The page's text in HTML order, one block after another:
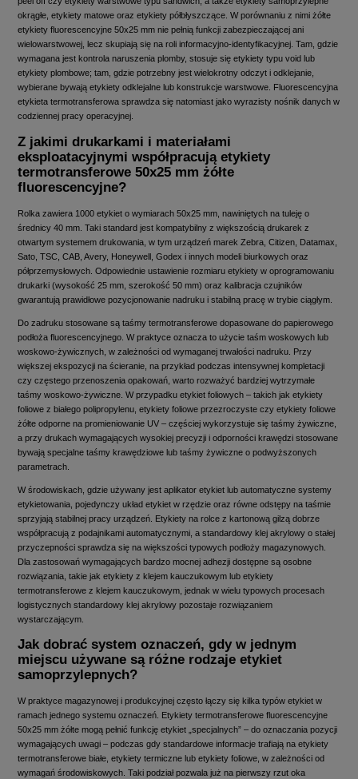
okrągłe, etykiety matowe oraz etykiety półbłyszczące. W porównaniu z nimi żółte
etykiety fluorescencyjne 50x25 mm nie pełnią funkcji zabezpieczającej ani
wielowarstwowej, lecz skupiają się na roli informacyjno‑identyfikacyjnej. Tam, gdzie
wymagana jest kontrola naruszenia plomby, stosuje się etykiety typu void lub
etykiety plombowe; tam, gdzie potrzebny jest wielokrotny odczyt i odklejanie,
wybierane bywają etykiety odklejalne lub konstrukcje warstwowe. Fluorescencyjna
etykieta termotransferowa sprawdza się natomiast jako wyrazisty nośnik danych w
codziennej pracy operacyjnej.
Z jakimi drukarkami i materiałami
eksploatacyjnymi współpracują etykiety
termotransferowe 50x25 mm żółte
fluorescencyjne?
Rolka zawiera 1000 etykiet o wymiarach 50x25 mm, nawiniętych na tuleję o
średnicy 40 mm. Taki standard jest kompatybilny z większością drukarek z
otwartym systemem drukowania, w tym urządzeń marek Zebra, Citizen, Datamax,
Sato, TSC, CAB, Avery, Honeywell, Godex i innych modeli biurkowych oraz
półprzemysłowych. Odpowiednie ustawienie rozmiaru etykiety w oprogramowaniu
drukarki (wysokość 25 mm, szerokość 50 mm) oraz kalibracja czujników
gwarantują prawidłowe pozycjonowanie nadruku i stabilną pracę w trybie ciągłym.
Do zadruku stosowane są taśmy termotransferowe dopasowane do papierowego
podłoża fluorescencyjnego. W praktyce oznacza to użycie taśm woskowych lub
woskowo‑żywicznych, w zależności od wymaganej trwałości nadruku. Przy
większej ekspozycji na ścieranie, na przykład podczas intensywnej kompletacji
czy częstego przenoszenia opakowań, warto rozważyć bardziej wytrzymałe
taśmy woskowo‑żywiczne. W przypadku etykiet foliowych – takich jak etykiety
foliowe z białego polipropylenu, etykiety foliowe przezroczyste czy etykiety foliowe
żółte odporne na promieniowanie UV – częściej wykorzystuje się taśmy żywiczne,
a przy drukach wymagających wysokiej precyzji i odporności krawędzi stosowane
bywają specjalne taśmy krawędziowe lub taśmy żywiczne o podwyższonych
parametrach.
W środowiskach, gdzie używany jest aplikator etykiet lub automatyczne systemy
etykietowania, pojedynczy układ etykiet w rzędzie oraz równe odstępy na taśmie
sprzyjają stabilnej pracy urządzeń. Etykiety na rolce z kartonową gilzą dobrze
współpracują z podajnikami automatycznymi, a standardowy klej akrylowy o stałej
przyczepności sprawdza się na większości typowych podłoży magazynowych.
Dla zastosowań wymagających bardzo mocnej adhezji dostępne są osobne
rozwiązania, takie jak etykiety z klejem kauczukowym lub etykiety
termotransferowe z klejem kauczukowym, jednak w wielu typowych procesach
logistycznych standardowy klej akrylowy pozostaje rozwiązaniem
wystarczającym.
Jak dobrać system oznaczeń, gdy w jednym
miejscu używane są różne rodzaje etykiet
samoprzylepnych?
W praktyce magazynowej i produkcyjnej często łączy się kilka typów etykiet w
ramach jednego systemu oznaczeń. Etykiety termotransferowe fluorescencyjne
50x25 mm żółte mogą pełnić funkcję etykiet „specjalnych” – do oznaczania pozycji
wymagających uwagi – podczas gdy standardowe informacje trafiają na etykiety
termotransferowe białe, etykiety termiczne lub etykiety foliowe, w zależności od
wymagań środowiskowych. Taki podział pozwala już na pierwszy rzut oka